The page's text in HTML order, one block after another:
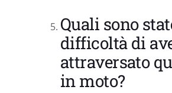
Quali sono
difficoltà di
attraversato
in moto?